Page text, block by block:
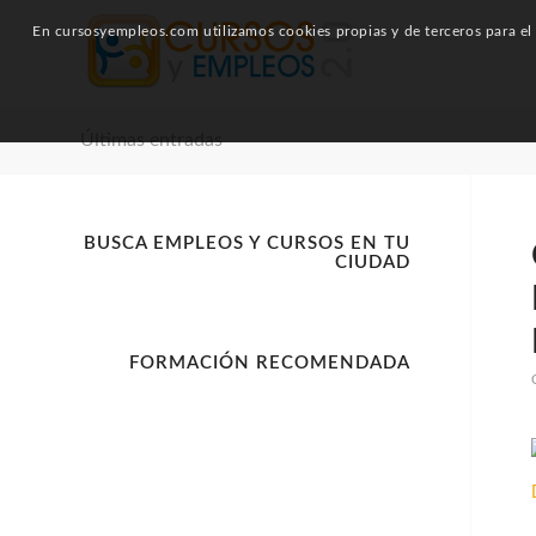
Últimas entradas
BUSCA EMPLEOS Y CURSOS EN TU
CIUDAD
FORMACIÓN RECOMENDADA
En cursosyempleos.com utilizamos cookies propias y de terceros para